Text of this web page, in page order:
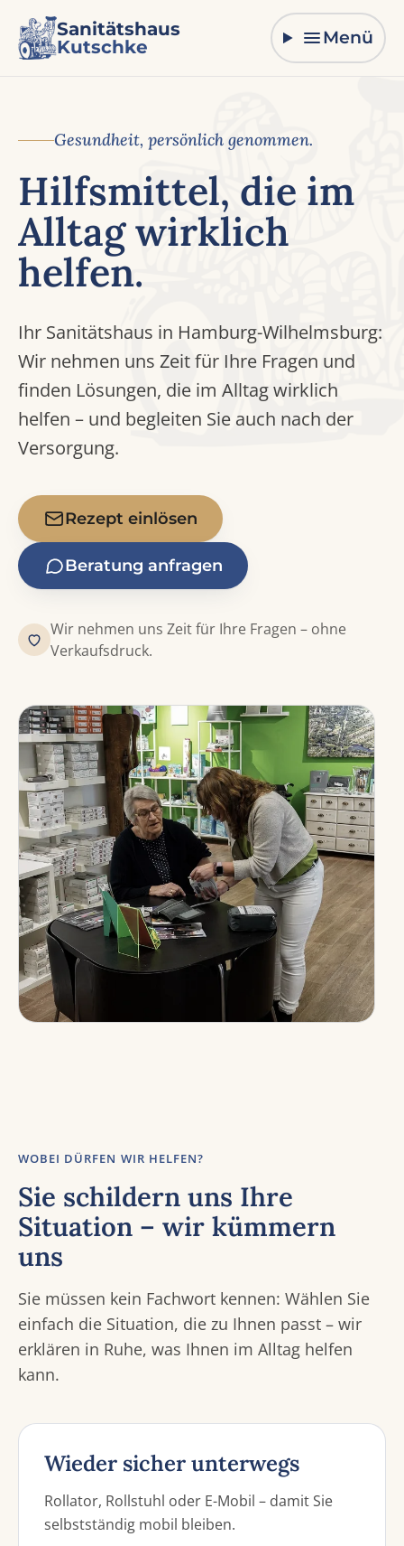
Zum Inhalt springen
Sanitätshaus
Kutschke
Menü
Gesundheit, persönlich genommen.
Hilfsmittel, die im
Alltag wirklich
helfen.
Ihr Sanitätshaus in Hamburg-Wilhelmsburg:
Wir nehmen uns Zeit für Ihre Fragen und
finden Lösungen, die im Alltag wirklich
helfen – und begleiten Sie auch nach der
Versorgung.
Rezept einlösen
Beratung anfragen
Wir nehmen uns Zeit für Ihre Fragen – ohne
Verkaufsdruck.
WOBEI DÜRFEN WIR HELFEN?
Sie schildern uns Ihre
Situation – wir kümmern
uns
Sie müssen kein Fachwort kennen: Wählen Sie
einfach die Situation, die zu Ihnen passt – wir
erklären in Ruhe, was Ihnen im Alltag helfen
kann.
Wieder sicher unterwegs
Rollator, Rollstuhl oder E-Mobil – damit Sie
selbstständig mobil bleiben.